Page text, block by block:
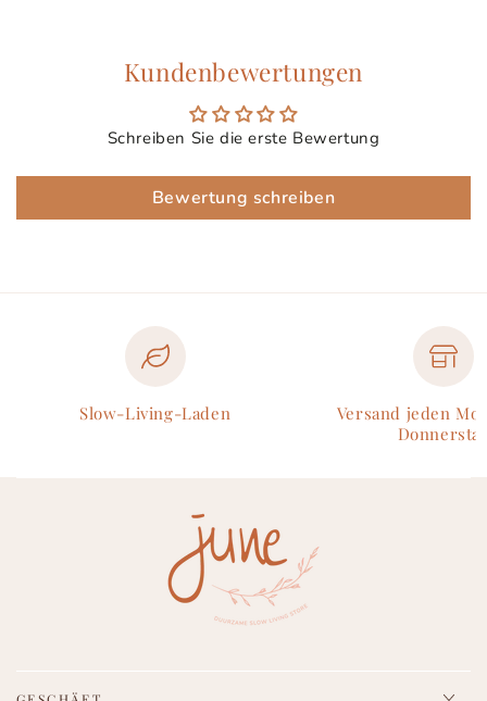
Kundenbewertungen
Schreiben Sie die erste Bewertung
Bewertung schreiben
Slow-Living-Laden
Versand jeden